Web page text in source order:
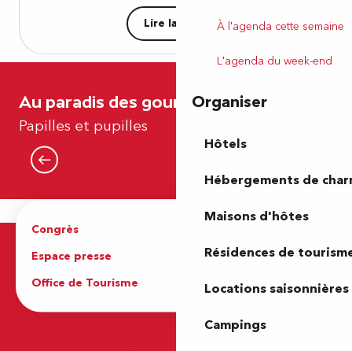
À l'agenda cette semaine
L'agenda du week-end
Organiser
Hôtels
Hébergements de
Maisons d'hôtes
Résidences de
Locations saisonnières
Campings
Lire la suite
Au paradis des gourmands
Papilles et pupilles
Découvrir le vin en Jurançon
Lire la suite
Congrès
Espace presse
Brochures
Office de Tourisme